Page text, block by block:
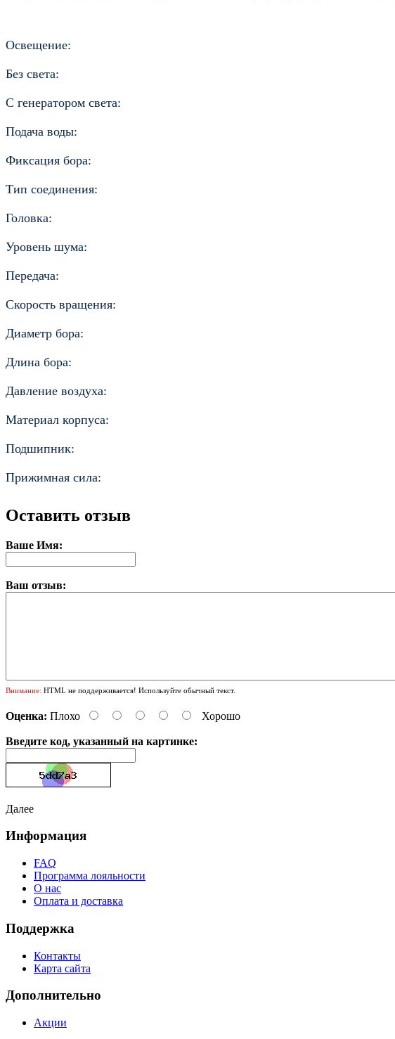
Освещение:
Без света:
С генератором света:
Подача воды:
Фиксация бора:
Тип соединения:
Головка:
Уровень шума:
Передача:
Скорость вращения:
Диаметр бора:
Длина бора:
Давление воздуха:
Материал корпуса:
Подшипник:
Прижимная сила:
Оставить отзыв
Ваше Имя:
Ваш отзыв:
Внимание: HTML не поддерживается! Используйте обычный текст.
Оценка: Плохо Хорошо
Введите код, указанный на картинке:
Далее
Информация
FAQ
Программа лояльности
О нас
Оплата и доставка
Поддержка
Контакты
Карта сайта
Дополнительно
Акции